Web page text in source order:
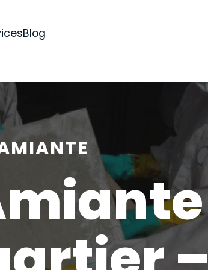
Blog